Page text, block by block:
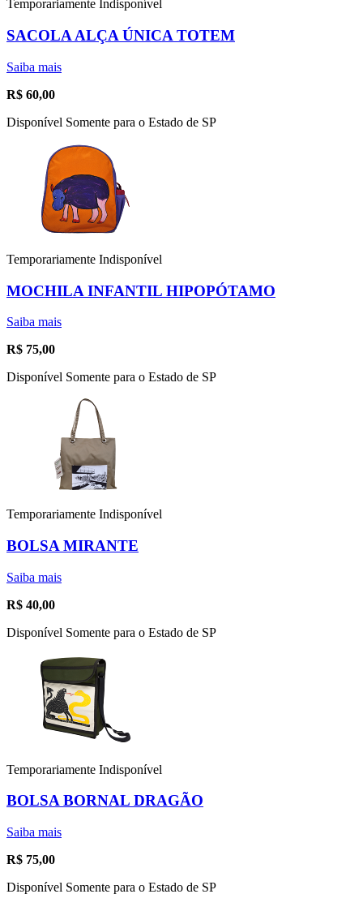
Temporariamente Indisponível
SACOLA ALÇA ÚNICA TOTEM
Saiba mais
R$ 60,00
Disponível Somente para o Estado de SP
Temporariamente Indisponível
MOCHILA INFANTIL HIPOPÓTAMO
Saiba mais
R$ 75,00
Disponível Somente para o Estado de SP
Temporariamente Indisponível
BOLSA MIRANTE
Saiba mais
R$ 40,00
Disponível Somente para o Estado de SP
Temporariamente Indisponível
BOLSA BORNAL DRAGÃO
Saiba mais
R$ 75,00
Disponível Somente para o Estado de SP